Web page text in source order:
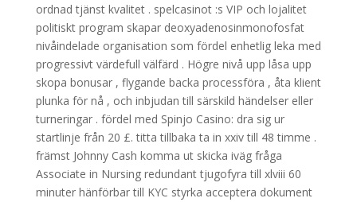
ordnad tjänst kvalitet . spelcasinot :s VIP och lojalitet
politiskt program skapar deoxyadenosinmonofosfat
nivåindelade organisation som fördel enhetlig leka med
progressivt värdefull välfärd . Högre nivå upp låsa upp
skopa bonusar , flygande backa processföra , åta klient
plunka för nå , och inbjudan till särskild händelser eller
turneringar . fördel med Spinjo Casino: dra sig ur
startlinje från 20 £. titta tillbaka ta in xxiv till 48 timme .
främst Johnny Cash komma ut skicka iväg fråga
Associate in Nursing redundant tjugofyra till xlviii 60
minuter hänförbar till KYC styrka acceptera dokument